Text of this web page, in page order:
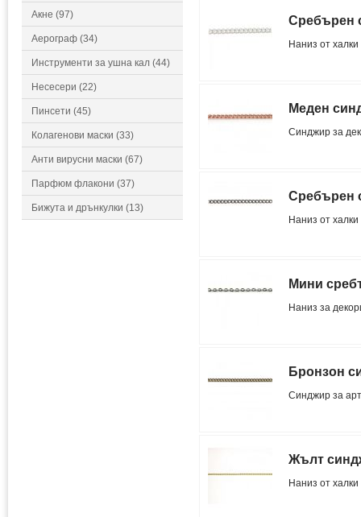
Акне (97)
Аерограф (34)
Инструменти за ушна кал (44)
Несесери (22)
Пинсети (45)
Колагенови маски (33)
Анти вирусни маски (67)
Парфюм флакони (37)
Бижута и дрънкулки (13)
Сребърен
Наниз от
Меден
Синджир за
Сребърен
Наниз от
Мини
Наниз за
Бронзон
Синджир за
Жълт
Наниз от